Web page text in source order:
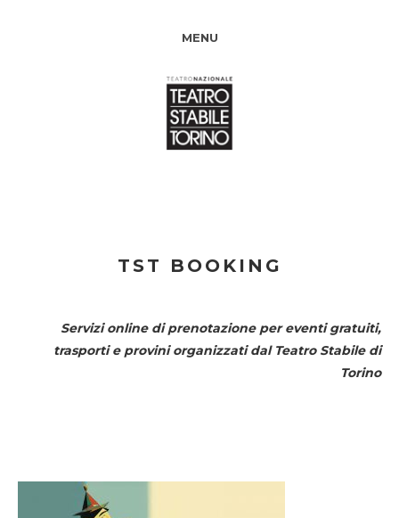
MENU
TST BOOKING
Servizi online di prenotazione per eventi gratuiti,
trasporti e provini organizzati dal Teatro Stabile di
Torino